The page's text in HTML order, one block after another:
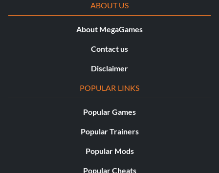
ABOUT US
About MegaGames
Contact us
Disclaimer
POPULAR LINKS
Popular Games
Popular Trainers
Popular Mods
Popular Cheats